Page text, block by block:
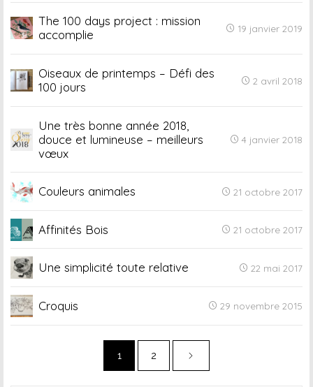
The 100 days project : mission
accomplie
19 janvier 2019
Oiseaux de printemps – Défi des
100 jours
2 avril 2018
Une très bonne année 2018,
douce et lumineuse – meilleurs
vœux
4 janvier 2018
Couleurs animales 21 octobre 2017
Affinités Bois 21 octobre 2017
Une simplicité toute relative 22 mai 2017
Croquis 29 novembre 2015
1 2